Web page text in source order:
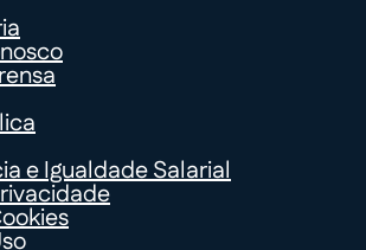
e Igualdade Salarial